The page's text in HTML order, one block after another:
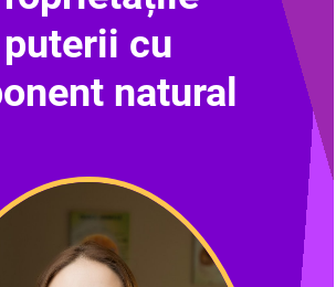
puterii cu
natural